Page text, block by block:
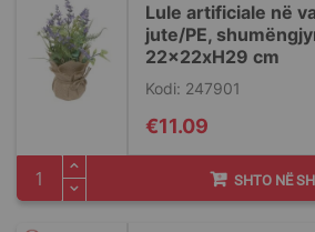
Lule artificiale në
jute/PE,
22x22xH29 cm
Kodi: 247901
€11.09
SHTO NË